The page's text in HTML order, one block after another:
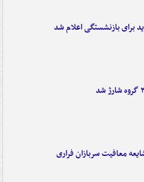
برای بازنشستگی اعلام شد
معافیت سربازان فراری